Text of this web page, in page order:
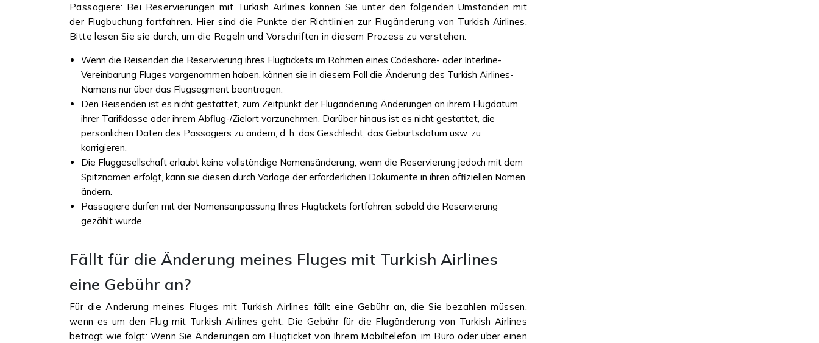
Passagiere: Bei Reservierungen mit Turkish Airlines können Sie unter den folgenden Umständen mit
der Flugbuchung fortfahren. Hier sind die Punkte der Richtlinien zur Flugänderung von Turkish Airlines.
Bitte lesen Sie sie durch, um die Regeln und Vorschriften in diesem Prozess zu verstehen.
Wenn die Reisenden die Reservierung ihres Flugtickets im Rahmen eines Codeshare- oder Interline-
Vereinbarung Fluges vorgenommen haben, können sie in diesem Fall die Änderung des Turkish Airlines-
Namens nur über das Flugsegment beantragen.
Den Reisenden ist es nicht gestattet, zum Zeitpunkt der Flugänderung Änderungen an ihrem Flugdatum,
ihrer Tarifklasse oder ihrem Abflug-/Zielort vorzunehmen. Darüber hinaus ist es nicht gestattet, die
persönlichen Daten des Passagiers zu ändern, d. h. das Geschlecht, das Geburtsdatum usw. zu
korrigieren.
Die Fluggesellschaft erlaubt keine vollständige Namensänderung, wenn die Reservierung jedoch mit dem
Spitznamen erfolgt, kann sie diesen durch Vorlage der erforderlichen Dokumente in ihren offiziellen Namen
ändern.
Passagiere dürfen mit der Namensanpassung Ihres Flugtickets fortfahren, sobald die Reservierung
gezählt wurde.
Fällt für die Änderung meines Fluges mit Turkish Airlines
eine Gebühr an?
Für die Änderung meines Fluges mit Turkish Airlines fällt eine Gebühr an, die Sie bezahlen müssen,
wenn es um den Flug mit Turkish Airlines geht. Die Gebühr für die Flugänderung von Turkish Airlines
beträgt wie folgt: Wenn Sie Änderungen am Flugticket von Ihrem Mobiltelefon, im Büro oder über einen